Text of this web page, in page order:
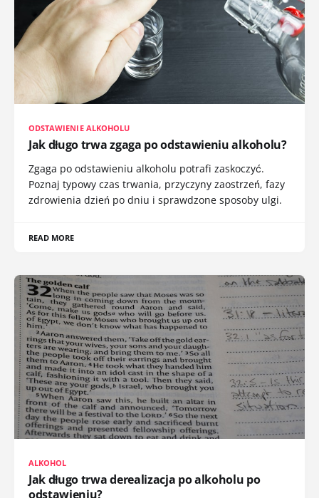
ODSTAWIENIE ALKOHOLU
Jak długo trwa zgaga po odstawieniu alkoholu?
Zgaga po odstawieniu alkoholu potrafi zaskoczyć.
Poznaj typowy czas trwania, przyczyny zaostrzeń, fazy
zdrowienia dzień po dniu i sprawdzone sposoby ulgi.
READ MORE
ALKOHOL
Jak długo trwa derealizacja po alkoholu po
odstawieniu?